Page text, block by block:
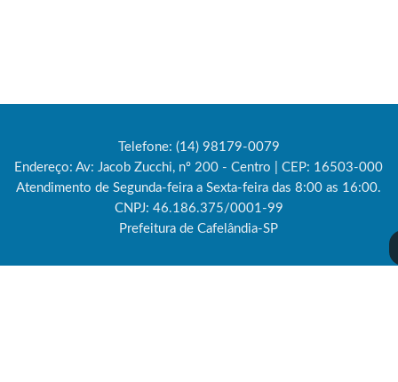
Telefone: (14) 98179-0079
Endereço: Av: Jacob Zucchi, nº 200 - Centro | CEP: 16503-000
Atendimento de Segunda-feira a Sexta-feira das 8:00 as 16:00.
CNPJ: 46.186.375/0001-99
Prefeitura de Cafelândia-SP